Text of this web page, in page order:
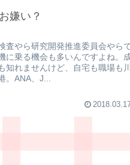
嫌い？
査やら研究開発推進委員会やら
に乗る機会も多いんですよね。
知れませんけど、自宅も職場も川
。ANA、J...